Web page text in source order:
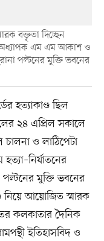
বক্তৃতা দিচ্ছেন
অধ্যাপক এম এম আকাশ ও
পল্টনের মুক্তি ভবনের
হত্যাকাণ্ড ছিল
২৪ এপ্রিল সকালে
চালনা ও লাঠিপেটা
পল্টনের মুক্তি ভবনের
নিয়ে আয়োজিত স্মারক
কলকাতার দৈনিক
ইতিহাসবিদ ও